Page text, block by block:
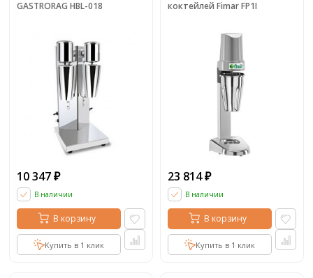
GASTRORAG HBL-018
10 347 ₽
В наличии
В корзину
Купить в 1 клик
коктейлей Fimar FP1I
23 814 ₽
В наличии
В корзину
Купить в 1 клик